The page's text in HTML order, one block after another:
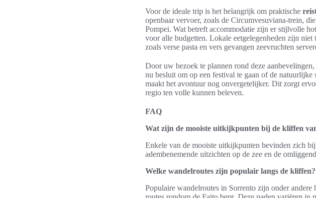
Voor de ideale trip is het belangrijk om praktische
openbaar vervoer, zoals de Circumvesuviana-trein,
Pompei. Wat betreft accommodatie zijn er stijlvolle
voor alle budgetten. Lokale eetgelegenheden zijn
zoals verse pasta en vers gevangen zeevruchten
Door uw bezoek te plannen rond deze
nu besluit om op een festival te gaan of de
maakt het avontuur nog onvergetelijker. Dit zorgt
regio ten volle kunnen beleven.
FAQ
Wat zijn de mooiste uitkijkpunten bij de kliffen
Enkele van de mooiste uitkijkpunten bevinden zich
adembenemende uitzichten op de zee en de
Welke wandelroutes zijn populair langs de kliffen?
Populaire wandelroutes in Sorrento zijn onder